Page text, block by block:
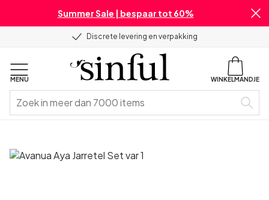
Summer Sale | bespaar tot 60%
Discrete levering en verpakking
MENU WINKELMANDJE